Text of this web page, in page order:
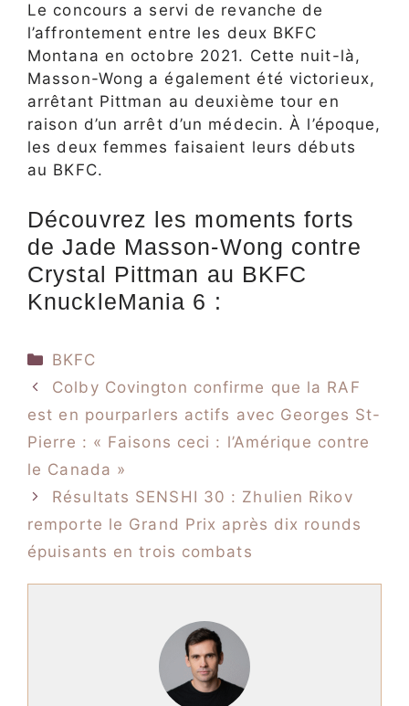
Le concours a servi de revanche de
l’affrontement entre les deux BKFC
Montana en octobre 2021. Cette nuit-là,
Masson-Wong a également été victorieux,
arrêtant Pittman au deuxième tour en
raison d’un arrêt d’un médecin. À l’époque,
les deux femmes faisaient leurs débuts
au BKFC.
Découvrez les moments forts
de Jade Masson-Wong contre
Crystal Pittman au BKFC
KnuckleMania 6 :
Catégories
BKFC
Colby Covington confirme que la RAF
est en pourparlers actifs avec Georges St-
Pierre : « Faisons ceci : l’Amérique contre
le Canada »
Résultats SENSHI 30 : Zhulien Rikov
remporte le Grand Prix après dix rounds
épuisants en trois combats